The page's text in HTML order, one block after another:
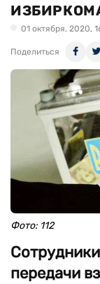
01 октября, 2020,
Поделиться
Фото: 112
передачи